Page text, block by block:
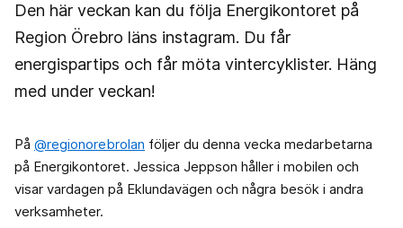
Den här veckan kan du följa Energikontoret på
Region Örebro läns instagram. Du får
energispartips och får möta vintercyklister. Häng
med under veckan!
På @regionorebrolan följer du denna vecka medarbetarna
på Energikontoret. Jessica Jeppson håller i mobilen och
visar vardagen på Eklundavägen och några besök i andra
verksamheter.